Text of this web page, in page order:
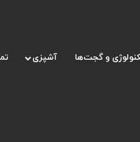
و گجت‌ها آشپزی